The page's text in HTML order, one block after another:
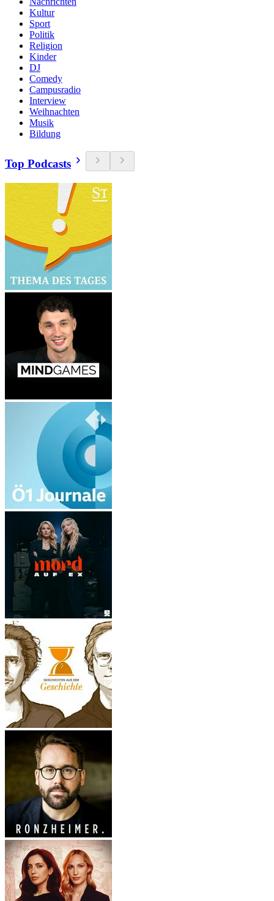
Kultur
Sport
Politik
Religion
Kinder
DJ
Comedy
Campusradio
Interview
Weihnachten
Musik
Bildung
Top Podcasts